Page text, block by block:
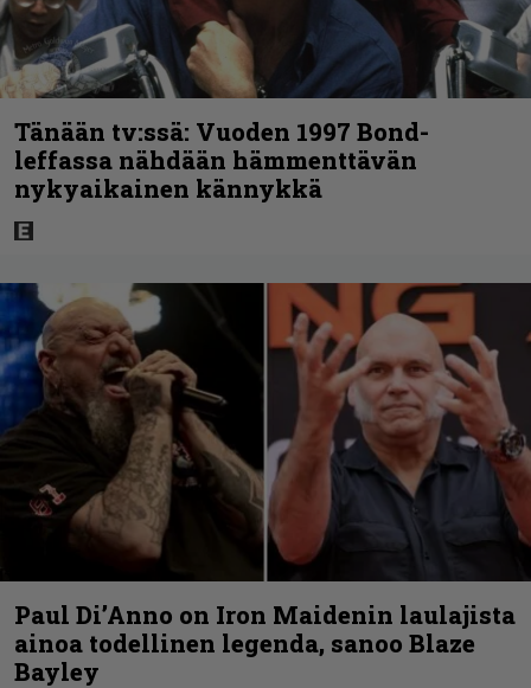
Tänään tv:ssä: Vuoden 1997 Bond-
leffassa nähdään hämmenttävän
nykyaikainen kännykkä
Paul Di’Anno on Iron Maidenin laulajista
ainoa todellinen legenda, sanoo Blaze
Bayley